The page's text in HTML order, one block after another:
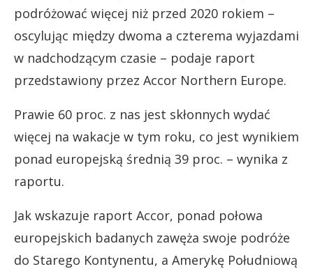
podróżować więcej niż przed 2020 rokiem –
oscylując między dwoma a czterema wyjazdami
w nadchodzącym czasie – podaje raport
przedstawiony przez Accor Northern Europe.
Prawie 60 proc. z nas jest skłonnych wydać
więcej na wakacje w tym roku, co jest wynikiem
ponad europejską średnią 39 proc. – wynika z
raportu.
Jak wskazuje raport Accor, ponad połowa
europejskich badanych zawęża swoje podróże
do Starego Kontynentu, a Amerykę Południową